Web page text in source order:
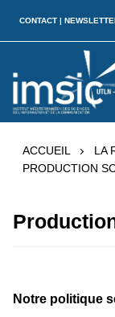
CONTACT |
ACCUEIL
LA
PRODUCTION
Notre politique